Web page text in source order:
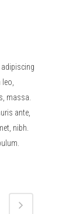
massa.
ante,
nibh.